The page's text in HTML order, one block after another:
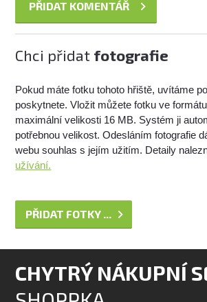
Chci přidat fotografie
Pokud máte fotku tohoto hřiště, uvítáme
poskytnete. Vložit můžete fotku ve
maximální velikosti 16 MB. Systém ji
potřebnou velikost. Odesláním fotografie
webu souhlas s jejím užitím. Detaily
užívání.
PŘIDAT FOTKY ...
CHYTRÝ NÁKUPNÍ